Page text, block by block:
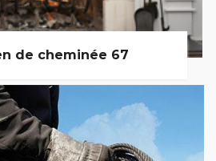
de cheminée 67